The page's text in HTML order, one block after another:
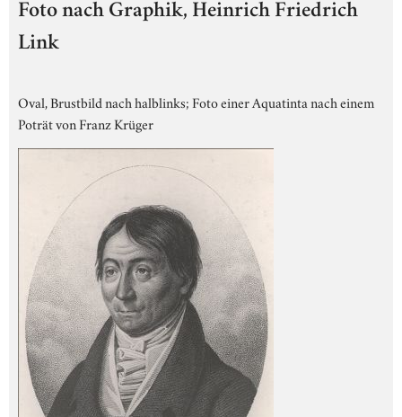
Foto nach Graphik, Heinrich Friedrich
Link
Oval, Brustbild nach halblinks; Foto einer Aquatinta nach einem
Poträt von Franz Krüger